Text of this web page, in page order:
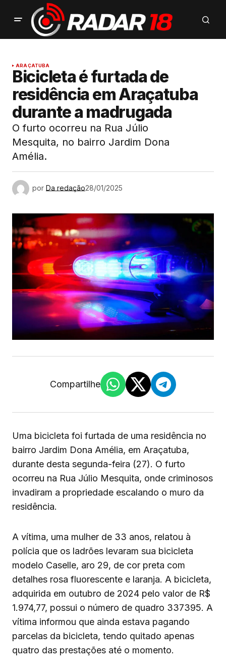
ARAÇATUBA
Bicicleta é furtada de
residência em Araçatuba
durante a madrugada
O furto ocorreu na Rua Júlio
Mesquita, no bairro Jardim Dona
Amélia.
por Da redação28/01/2025
Compartilhe
Uma bicicleta foi furtada de uma residência no
bairro Jardim Dona Amélia, em Araçatuba,
durante desta segunda-feira (27). O furto
ocorreu na Rua Júlio Mesquita, onde criminosos
invadiram a propriedade escalando o muro da
residência.
A vítima, uma mulher de 33 anos, relatou à
polícia que os ladrões levaram sua bicicleta
modelo Caselle, aro 29, de cor preta com
detalhes rosa fluorescente e laranja. A bicicleta,
adquirida em outubro de 2024 pelo valor de R$
1.974,77, possui o número de quadro 337395. A
vítima informou que ainda estava pagando
parcelas da bicicleta, tendo quitado apenas
quatro das prestações até o momento.